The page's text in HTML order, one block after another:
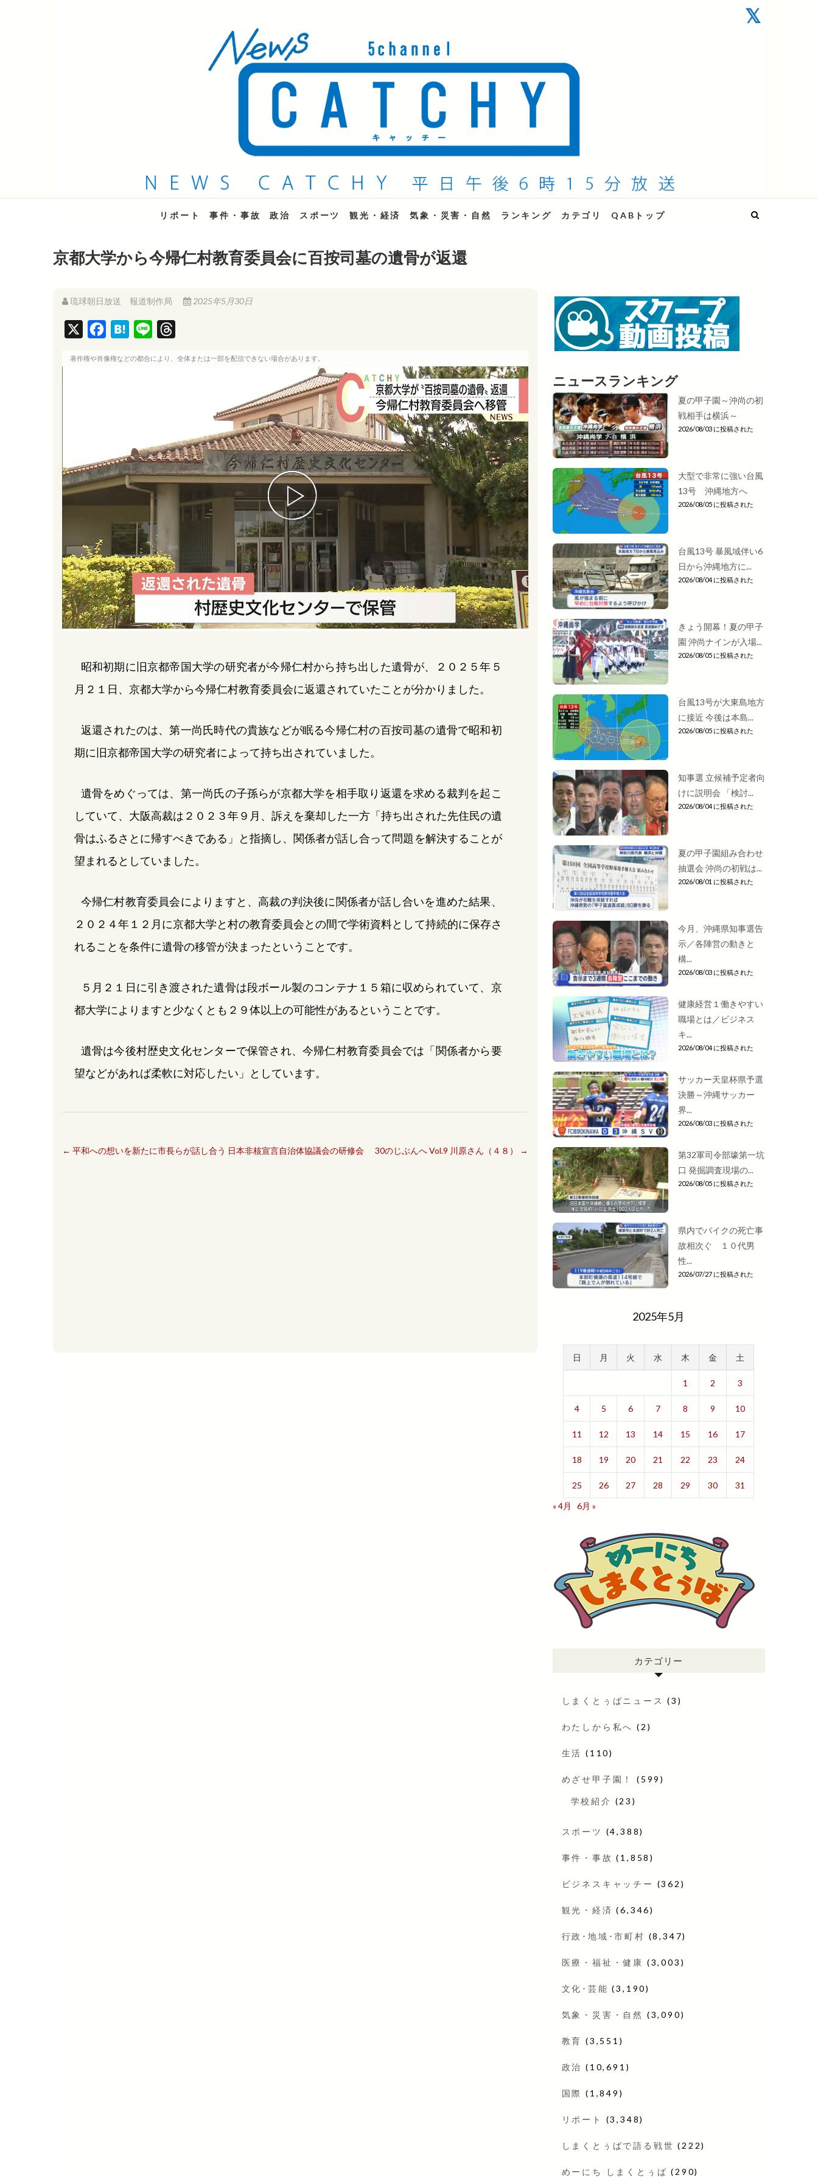
QAB NEWS Headline
キャッチー 月曜〜金曜 午後6時15分放送
リポート 事件・事故 政治 スポーツ 観光・経済 気象・災害・自然 ランキング カテゴリ QABトップ
京都大学から今帰仁村教育委員会に百按司墓の遺骨が返還
琉球朝日放送 報道制作局 2025年5月30日
c
k
H
t
n
r
s
著作権や肖像権などの都合により、全体または一部を配信できない場合があります。
昭和初期に旧京都帝国大学の研究者が今帰仁村から持ち出した遺骨が、２０２５年５
月２１日、京都大学から今帰仁村教育委員会に返還されていたことが分かりました。
返還されたのは、第一尚氏時代の貴族などが眠る今帰仁村の百按司墓の遺骨で昭和初
期に旧京都帝国大学の研究者によって持ち出されていました。
遺骨をめぐっては、第一尚氏の子孫らが京都大学を相手取り返還を求める裁判を起こ
していて、大阪高裁は２０２３年９月、訴えを棄却した一方「持ち出された先住民の遺
骨はふるさとに帰すべきである」と指摘し、関係者が話し合って問題を解決することが
望まれるとしていました。
今帰仁村教育委員会によりますと、高裁の判決後に関係者が話し合いを進めた結果、
２０２４年１２月に京都大学と村の教育委員会との間で学術資料として持続的に保存さ
れることを条件に遺骨の移管が決まったということです。
５月２１日に引き渡された遺骨は段ボール製のコンテナ１５箱に収められていて、京
都大学によりますと少なくとも２９体以上の可能性があるということです。
遺骨は今後村歴史文化センターで保管され、今帰仁村教育委員会では「関係者から要
望などがあれば柔軟に対応したい」としています。
← 平和への想いを新たに市長らが話し合う 日本非核宣言自治体協議会の研修会 30のじぶんへ Vol.9 川原さん（４８） →
ニュースランキング
夏の甲子園～沖尚の初
戦相手は横浜～
2026/08/03 に投稿された
大型で非常に強い台風
13号 沖縄地方へ
2026/08/05 に投稿された
台風13号 暴風域伴い6
日から沖縄地方に...
2026/08/04 に投稿された
きょう開幕！夏の甲子
園 沖尚ナインが入場...
2026/08/05 に投稿された
台風13号が大東島地方
に接近 今後は本島...
2026/08/05 に投稿された
知事選 立候補予定者向
けに説明会 「検討...
2026/08/04 に投稿された
夏の甲子園組み合わせ
抽選会 沖尚の初戦は...
2026/08/01 に投稿された
今月、沖縄県知事選告
示／各陣営の動きと
構...
2026/08/03 に投稿された
健康経営１働きやすい
職場とは／ビジネス
キ...
2026/08/04 に投稿された
サッカー天皇杯県予選
決勝～沖縄サッカー
界...
2026/08/03 に投稿された
第32軍司令部壕第一坑
口 発掘調査現場の...
2026/08/05 に投稿された
県内でバイクの死亡事
故相次ぐ １０代男
性...
2026/07/27 に投稿された
2025年5月
日 月 火 水 木 金 土
1 2 3
4 5 6 7 8 9 10
11 12 13 14 15 16 17
18 19 20 21 22 23 24
25 26 27 28 29 30
31
« 4月
6月 »
カテゴリー
しまくとぅばニュース (3)
わたしから私へ (2)
生活 (110)
めざせ甲子園！ (599)
学校紹介 (23)
スポーツ (4,388)
事件・事故 (1,858)
ビジネスキャッチー (362)
観光・経済 (6,346)
行政･地域･市町村 (8,347)
医療・福祉・健康 (3,003)
文化･芸能 (3,190)
気象・災害・自然 (3,090)
教育 (3,551)
政治 (10,691)
国際 (1,849)
リポート (3,348)
しまくとぅばで語る戦世 (222)
めーにち しまくとぅば (290)